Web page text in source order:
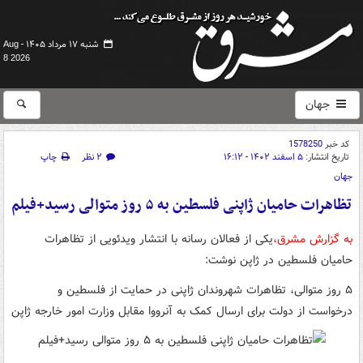
شنبه ۱۷ مرداد ۱۴۰۵ -
Aug
8 2026
جهان
کد خبر1578250
تاریخ انتشار: ۵ اسفند ۱۴۰۲ - ۱۶:۱۲ ۲ نظر
چاپ
جهان
تظاهرات حامیان ژاپنی فلسطین به ۵ روز متوالی رسید+فیلم
به گزارش مشرق،یکی از فعالان رسانه با انتشار ویدئویی از تظاهرات
حامیان فلسطین در ژاپن نوشت:
۵ روز متوالی، تظاهرات شهروندان ژاپنی در حمایت از فلسطین و
درخواست از دولت برای ارسال کمک به آنرووا مقابل وزارت امور خارجه ژاپن